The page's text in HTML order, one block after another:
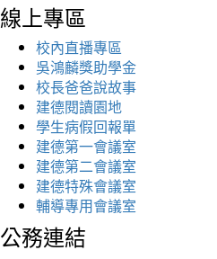
線上專區
校內直播專區
吳鴻麟獎助學金
校長爸爸說故事
建德閱讀園地
學生病假回報單
建德第一會議室
建德第二會議室
建德特殊會議室
輔導專用會議室
公務連結